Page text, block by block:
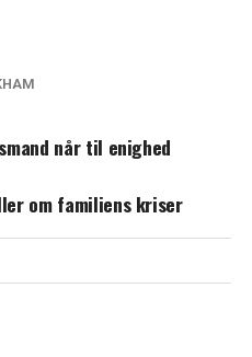
år
når til enighed
om familiens kriser